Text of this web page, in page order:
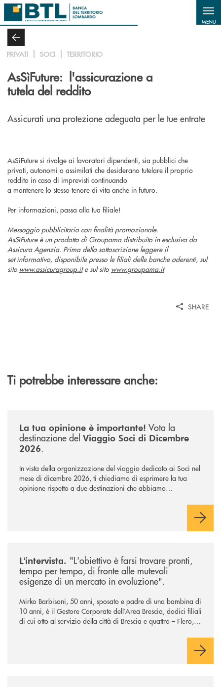
Salta al contenuto principale
MENU
PRIVATI SOCI TERRITORIO
AsSìFuture: l'assicurazione a
tutela del reddito
Assicurati una protezione adeguata per le tue entrate
AsSìFuture si rivolge ai lavoratori dipendenti, sia pubblici che
privati, autonomi o assimilati che desiderano tutelare il proprio
reddito in caso di imprevisti continuando
a mantenere lo stesso tenore di vita anche in futuro.
Per informazioni, passa alla tua filiale!
Messaggio pubblicitario con finalità promozionale.
AsSìFuture è un prodotto di Groupama distribuito in esclusiva da
Assicura Agenzia. Prima della sottoscrizione leggere il
set informativo, disponibile presso le filiali delle banche aderenti, sul
sito www.assicuragroup.ite sul sito www.groupama.it
SHARE
Ti potrebbe interessare anche:
La tua opinione è importante! Vota la
destinazione del Viaggio Soci di Dicembre
2026.
In vista della organizzazione del viaggio dedicato ai Soci nel
mese di dicembre 2026, ti chiediamo di esprimere la tua
opinione rispetto a due destinazioni che abbiamo
L'intervista. "L'obiettivo è farsi trovare pronti,
tempo per tempo, di fronte alle mutevoli
esigenze di un mercato in evoluzione".
Mirko Barbisoni, 50 anni, sposato e padre di una bambina di
10 anni, è il Gestore Corporate dell’Area Brescia, dodici filiali
di cui otto al servizio della città di Brescia e quattro – Flero,